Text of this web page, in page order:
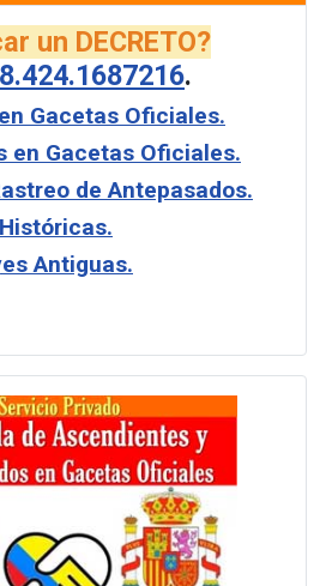
un DECRETO?
.
Gacetas Oficiales.
en Gacetas Oficiales.
de Antepasados.
Antiguas.